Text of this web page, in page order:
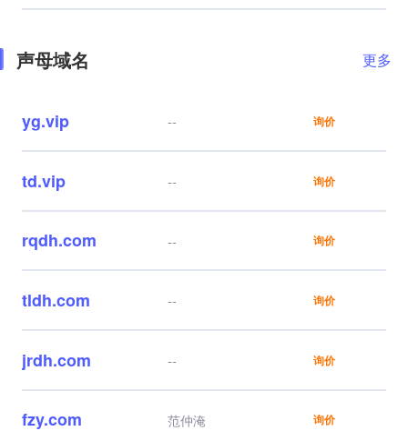
声母域名 更多
yg.vip -- 询价
td.vip -- 询价
rqdh.com -- 询价
tldh.com -- 询价
jrdh.com -- 询价
fzy.com 范仲淹 询价